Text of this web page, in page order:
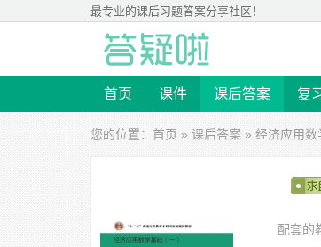
最专业的课后习题答案分享社区！
首页 课件 课后答案 复
您的位置： 首页 » 课后答案 » 经济应用数
配套的